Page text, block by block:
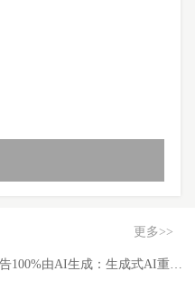
更多>>